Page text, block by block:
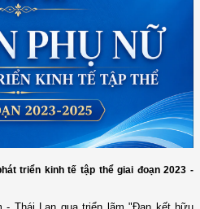
triển kinh tế tập thể giai đoạn 2023 -